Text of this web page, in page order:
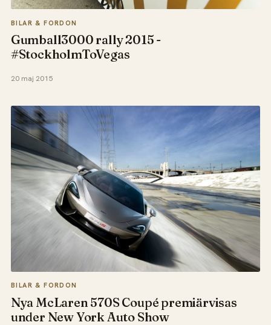
BILAR & FORDON
Gumball3000 rally 2015 -
#StockholmToVegas
20 maj 2015
BILAR & FORDON
Nya McLaren 570S Coupé premiärvisas
under New York Auto Show